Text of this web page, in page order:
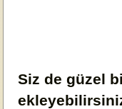
Siz de güzel